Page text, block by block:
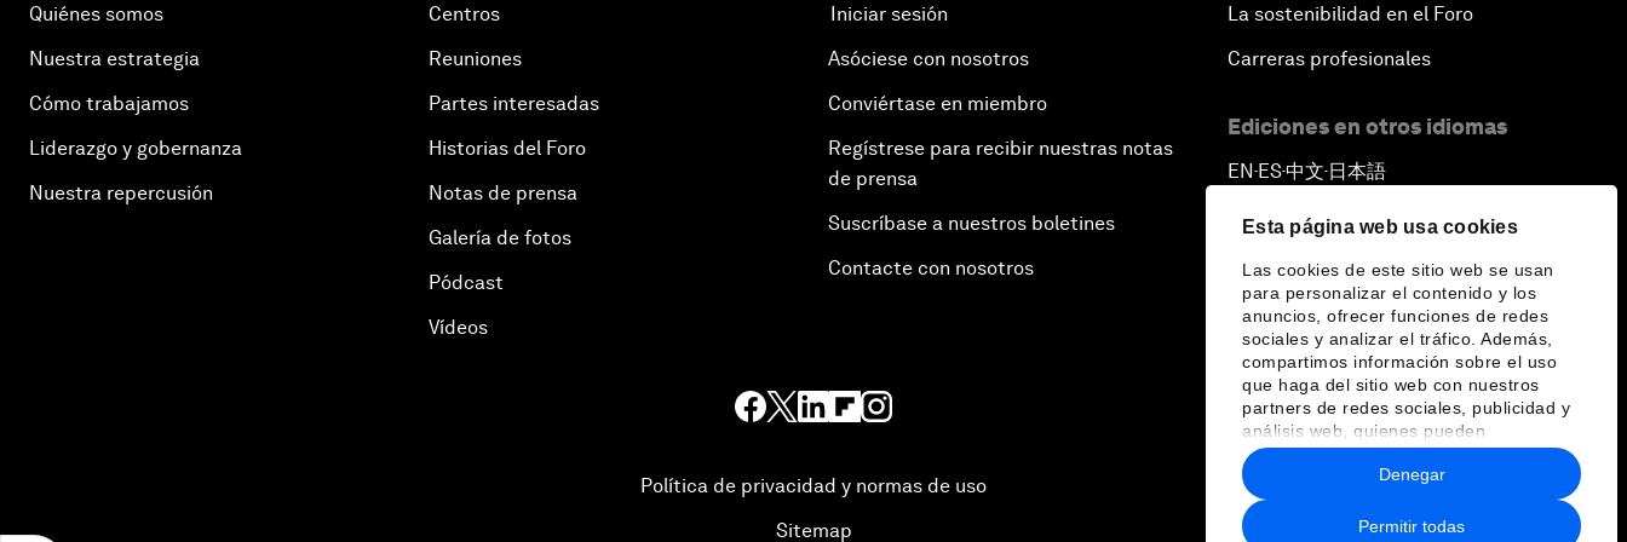
Esta página web usa cookies
Las cookies de este sitio web se usan
para personalizar el contenido y los
anuncios, ofrecer funciones de redes
sociales y analizar el tráfico. Además,
compartimos información sobre el uso
que haga del sitio web con nuestros
partners de redes sociales, publicidad y
análisis web, quienes pueden
combinarla con otra información que les
haya proporcionado o que hayan
recopilado a partir del uso que haya
hecho de sus servicios.
Permitir todas
Denegar
Quiénes somos
Nuestra estrategia
Cómo trabajamos
Liderazgo y gobernanza
Nuestra repercusión
Centros
Reuniones
Partes interesadas
Historias del Foro
Notas de prensa
Galería de fotos
Pódcast
Vídeos
Iniciar sesión
Asóciese con nosotros
Conviértase en miembro
Regístrese para recibir nuestras notas
de prensa
Suscríbase a nuestros boletines
Contacte con nosotros
La sostenibilidad en el Foro
Carreras profesionales
Ediciones en otros idiomas
EN ▪ ES▪中文▪ 日本語
Política de privacidad y normas de uso
Sitemap